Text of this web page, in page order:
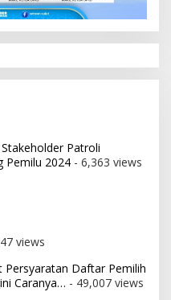
Patroli
Pemilu 2024 - 6,363 views
views
Persyaratan Daftar Pemilih
Caranya… - 49,007 views